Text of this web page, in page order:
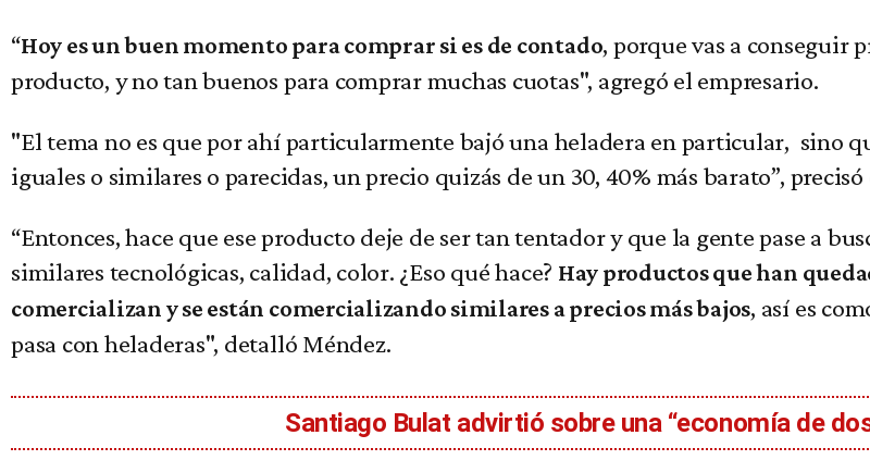
“Hoy es un buen momento para comprar si es de contado, porque vas a conseguir
producto, y no tan buenos para comprar muchas cuotas", agregó el empresario.
"El tema no es que por ahí particularmente bajó una heladera en particular, sino
iguales o similares o parecidas, un precio quizás de un 30, 40% más barato”,
“Entonces, hace que ese producto deje de ser tan tentador y que la gente pase a
similares tecnológicas, calidad, color. ¿Eso qué hace? Hay productos que han
comercializan y se están comercializando similares a precios más bajos, así es
pasa con heladeras", detalló Méndez.
Santiago Bulat advirtió sobre una “economía de